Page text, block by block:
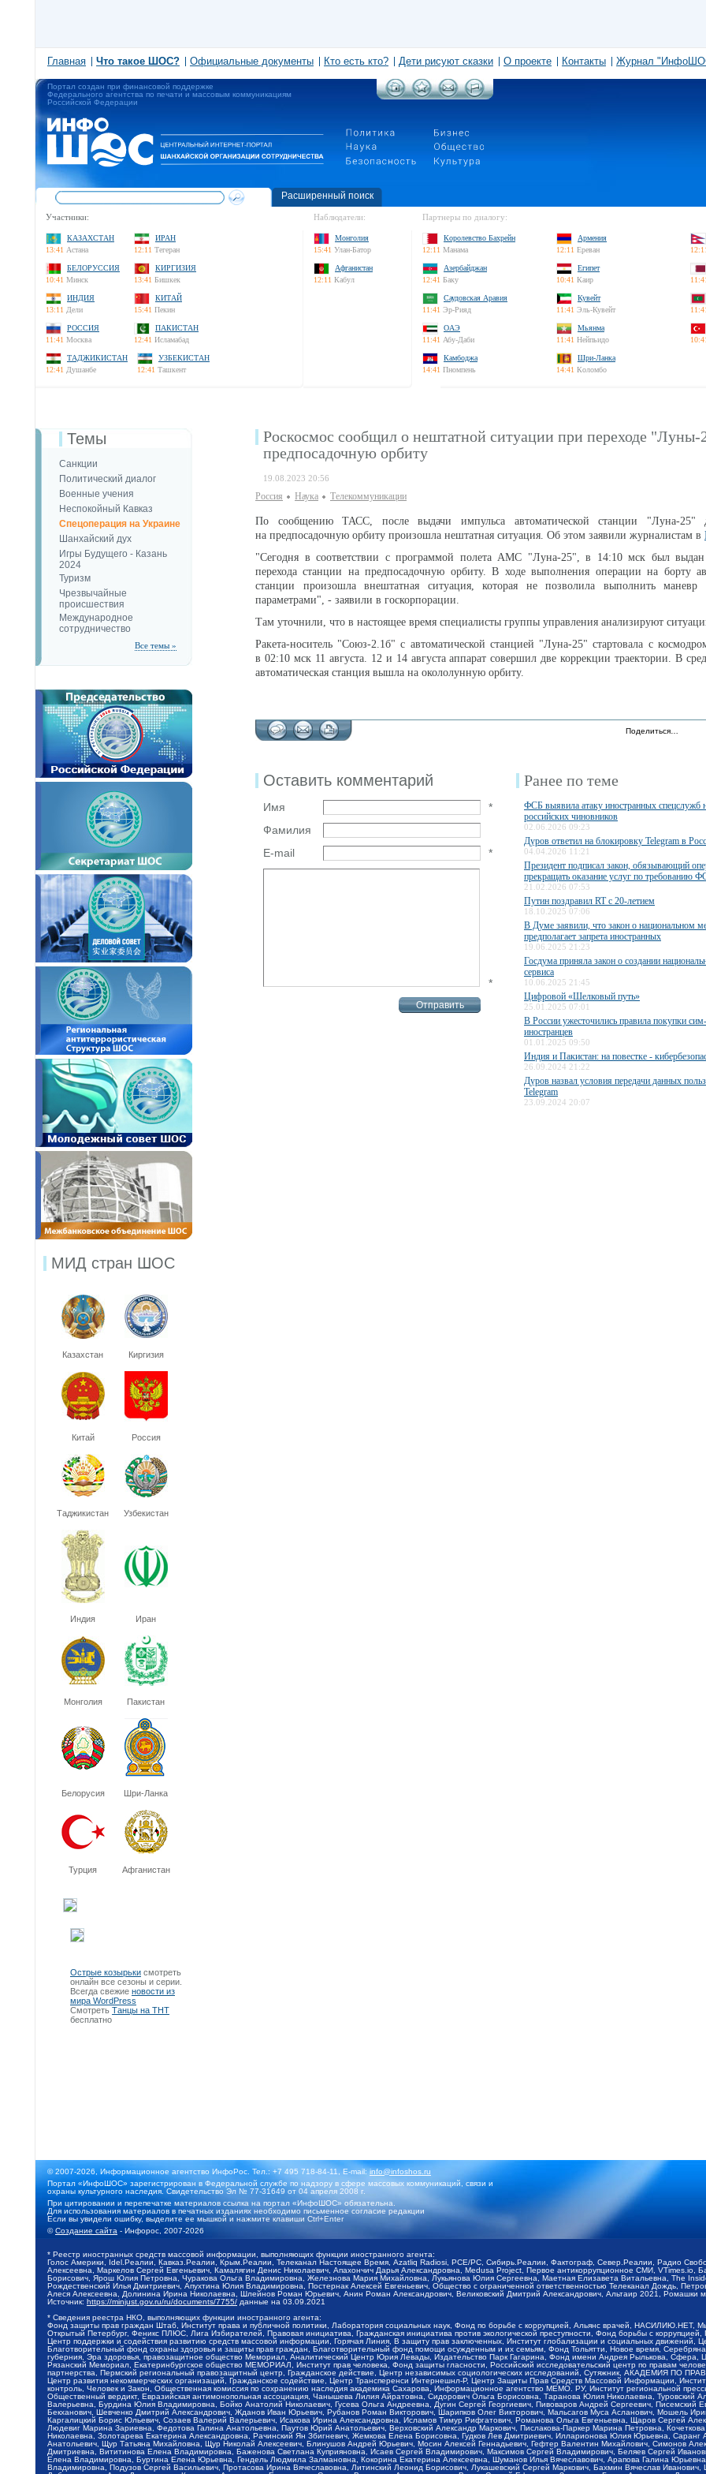
Главная Что такое ШОС? Официальные документы Кто есть кто? Дети рисуют сказки О проекте Контакты Журнал
Портал создан при финансовой поддержке
Федерального агентства по печати и массовым коммуникациям
Российской Федерации
Расширенный поиск
Участники:
КАЗАХСТАН
13:41 Астана
ИРАН
12:11 Тегеран
БЕЛОРУССИЯ
10:41 Минск
КИРГИЗИЯ
13:41 Бишкек
ИНДИЯ
13:11 Дели
КИТАЙ
15:41 Пекин
РОССИЯ
11:41 Москва
ПАКИСТАН
12:41 Исламабад
ТАДЖИКИСТАН
12:41 Душанбе
УЗБЕКИСТАН
12:41 Ташкент
Наблюдатели:
Монголия
15:41 Улан-Батор
Афганистан
12:11 Кабул
Партнеры по диалогу:
Королевство Бахрейн
12:11 Манама
Армения
12:11 Ереван
Азербайджан
12:41 Баку
Египет
10:41 Каир
Саудовская Аравия
11:41 Эр-Рияд
Кувейт
11:41 Эль-Кувейт
ОАЭ
11:41 Абу-Даби
Мьянма
11:41 Нейпьидо
Камбоджа
14:41 Пномпень
Шри-Ланка
14:41 Коломбо
Темы
Санкции
Политический диалог
Военные учения
Неспокойный Кавказ
Спецоперация на Украине
Шанхайский дух
Игры Будущего - Казань
2024
Туризм
Чрезвычайные
происшествия
Международное
сотрудничество
Все темы »
МИД стран ШОС
Казахстан Киргизия
Китай Россия
Таджикистан Узбекистан
Индия Иран
Монголия Пакистан
Белорусия Шри-Ланка
Турция Афганистан
Острые козырьки смотреть
онлайн все сезоны и серии.
Всегда свежие новости из
мира WordPress
Смотреть Танцы на ТНТ
бесплатно
Роскосмос сообщил о нештатной ситуации при переходе "Луны-
предпосадочную орбиту
19.08.2023 20:56
Россия Наука Телекоммуникации
По сообщению ТАСС, после выдачи импульса автоматической станции "Луна-25"
на предпосадочную орбиту произошла нештатная ситуация. Об этом заявили журналистам в
"Сегодня в соответствии с программой полета АМС "Луна-25", в 14:10 мск был выдан
перехода станции на предпосадочную орбиту. В ходе выполнения операции на борту
станции произошла внештатная ситуация, которая не позволила выполнить маневр
параметрами", - заявили в госкорпорации.
Там уточнили, что в настоящее время специалисты группы управления анализируют
Ракета-носитель "Союз-2.1б" с автоматической станцией "Луна-25" стартовала с
в 02:10 мск 11 августа. 12 и 14 августа аппарат совершил две коррекции траектории. В
автоматическая станция вышла на окололунную орбиту.
Поделиться…
Оставить комментарий
Имя
*
Фамилия
E-mail
*
*
Ранее по теме
ФСБ выявила атаку иностранных спецслужб
российских чиновников
02.06.2026 09:23
Дуров ответил на блокировку Telegram в
04.04.2026 11:21
Президент подписал закон, обязывающий
прекращать оказание услуг по требованию
21.02.2026 07:53
Путин поздравил RT с 20-летием
18.10.2025 07:06
В Думе заявили, что закон о национальном
предполагает запрета иностранных
19.06.2025 21:23
Госдума приняла закон о создании
сервиса
10.06.2025 21:45
Цифровой «Шелковый путь»
25.01.2025 07:01
В России ужесточились правила покупки
иностранцев
01.01.2025 09:50
Индия и Пакистан: на повестке -
26.09.2024 21:22
Дуров назвал условия передачи данных
Telegram
23.09.2024 20:07
© 2007-2026, Информационное агентство ИнфоРос. Тел.: +7 495 718-84-11, E-mail:info@infoshos.ru
Портал «ИнфоШОС» зарегистрирован в Федеральной службе по надзору в сфере массовых коммуникаций, связи и
охраны культурного наследия. Свидетельство Эл № 77-31649 от 04 апреля 2008 г.
При цитировании и перепечатке материалов ссылка на портал «ИнфоШОС» обязательна.
Для использования материалов в печатных изданиях необходимо письменное согласие редакции
Если вы увидели ошибку, выделите ее мышкой и нажмите клавиши Ctrl+Enter
©Создание сайта - Инфорос, 2007-2026
* Реестр иностранных средств массовой информации, выполняющих функции иностранного агента:
Голос Америки, Idel.Реалии, Кавказ.Реалии, Крым.Реалии, Телеканал Настоящее Время, Azatliq Radiosi, PCE/PC, Сибирь.Реалии, Фактограф, Север.Реалии, Радио
Алексеевна, Маркелов Сергей Евгеньевич, Камалягин Денис Николаевич, Апахончич Дарья Александровна, Medusa Project, Первое антикоррупционное СМИ,
Борисович, Ярош Юлия Петровна, Чуракова Ольга Владимировна, Железнова Мария Михайловна, Лукьянова Юлия Сергеевна, Маетная Елизавета Витальевна, The
Рождественский Илья Дмитриевич, Апухтина Юлия Владимировна, Постернак Алексей Евгеньевич, Общество с ограниченной ответственностью Телеканал Дождь,
Алеся Алексеевна, Долинина Ирина Николаевна, Шлейнов Роман Юрьевич, Анин Роман Александрович, Великовский Дмитрий Александрович, Альтаир 2021, Ромашки
Источник: https://minjust.gov.ru/ru/documents/7755/ данные на 03.09.2021
* Сведения реестра НКО, выполняющих функции иностранного агента:
Фонд защиты прав граждан Штаб, Институт права и публичной политики, Лаборатория социальных наук, Фонд по борьбе с коррупцией, Альянс врачей,
Открытый Петербург, Феникс ПЛЮС, Лига Избирателей, Правовая инициатива, Гражданская инициатива против экологической преступности, Фонд борьбы с
Центр поддержки и содействия развитию средств массовой информации, Горячая Линия, В защиту прав заключенных, Институт глобализации и социальных
Благотворительный фонд охраны здоровья и защиты прав граждан, Благотворительный фонд помощи осужденным и их семьям, Фонд Тольятти, Новое время,
губерния, Эра здоровья, правозащитное общество Мемориал, Аналитический Центр Юрия Левады, Издательство Парк Гагарина, Фонд имени Андрея Рылькова,
Рязанский Мемориал, Екатеринбургское общество МЕМОРИАЛ, Институт прав человека, Фонд защиты гласности, Российский исследовательский центр по правам
партнерства, Пермский региональный правозащитный центр, Гражданское действие, Центр независимых социологических исследований, Сутяжник, АКАДЕМИЯ ПО
Центр развития некоммерческих организаций, Гражданское содействие, Центр Трансперенси Интернешнл-Р, Центр Защиты Прав Средств Массовой Информации,
контроль, Человек и Закон, Общественная комиссия по сохранению наследия академика Сахарова, Информационное агентство МЕМО. РУ, Институт региональной
Общественный вердикт, Евразийская антимонопольная ассоциация, Чанышева Лилия Айратовна, Сидорович Ольга Борисовна, Таранова Юлия Николаевна, Туровский
Валерьевна, Бурдина Юлия Владимировна, Бойко Анатолий Николаевич, Гусева Ольга Андреевна, Дугин Сергей Георгиевич, Пивоваров Андрей Сергеевич, Писемский
Бекханович, Шевченко Дмитрий Александрович, Жданов Иван Юрьевич, Рубанов Роман Викторович, Шарипков Олег Викторович, Мальсагов Муса Асланович, Мошель
Каргалицкий Борис Юльевич, Созаев Валерий Валерьевич, Исакова Ирина Александровна, Исламов Тимур Рифгатович, Романова Ольга Евгеньевна, Щаров Сергей
Людевиг Марина Зариевна, Федотова Галина Анатольевна, Паутов Юрий Анатольевич, Верховский Александр Маркович, Пислакова-Паркер Марина Петровна,
Николаевна, Золотарева Екатерина Александровна, Рачинский Ян Збигневич, Жемкова Елена Борисовна, Гудков Лев Дмитриевич, Илларионова Юлия Юрьевна,
Анатольевич, Щур Татьяна Михайловна, Щур Николай Алексеевич, Блинушов Андрей Юрьевич, Мосин Алексей Геннадьевич, Гефтер Валентин Михайлович, Симонов
Дмитриевна, Вититинова Елена Владимировна, Баженова Светлана Куприяновна, Исаев Сергей Владимирович, Максимов Сергей Владимирович, Беляев Сергей
Елена Владимировна, Буртина Елена Юрьевна, Гендель Людмила Залмановна, Кокорина Екатерина Алексеевна, Шуманов Илья Вячеславович, Арапова Галина
Владимировна, Подузов Сергей Васильевич, Протасова Ирина Вячеславовна, Литинский Леонид Борисович, Лукашевский Сергей Маркович, Бахмин Вячеслав